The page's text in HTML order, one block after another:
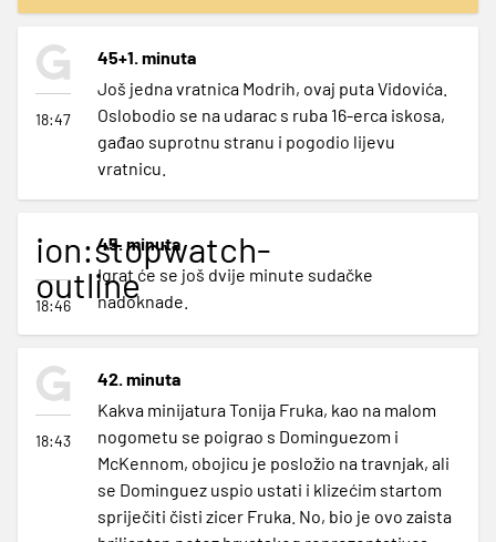
18:47
45+1. minuta
Još jedna vratnica Modrih, ovaj puta Vidovića.
Oslobodio se na udarac s ruba 16-erca iskosa,
gađao suprotnu stranu i pogodio lijevu
vratnicu.
ion:stopwatch-
outline
18:46
45. minuta
Igrat će se još dvije minute sudačke
nadoknade.
18:43
42. minuta
Kakva minijatura Tonija Fruka, kao na malom
nogometu se poigrao s Dominguezom i
McKennom, obojicu je posložio na travnjak, ali
se Dominguez uspio ustati i klizećim startom
spriječiti čisti zicer Fruka. No, bio je ovo zaista